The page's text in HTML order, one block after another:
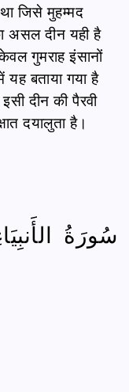
जिसे मुहम्मद
असल दीन यही है
गुमराह इंसानों
बताया गया है
दीन की पैरवी
दयालुता है।
سُورَةُ